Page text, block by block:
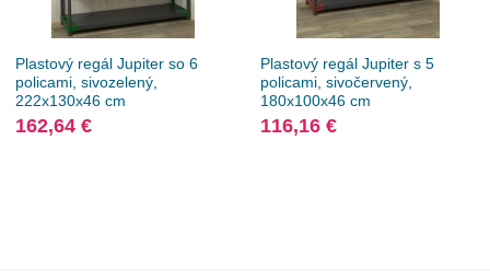
Plastový regál Jupiter so 6
policami, sivozelený,
222x130x46 cm
162,64 €
Plastový regál Jupiter s 5
policami, sivočervený,
180x100x46 cm
116,16 €